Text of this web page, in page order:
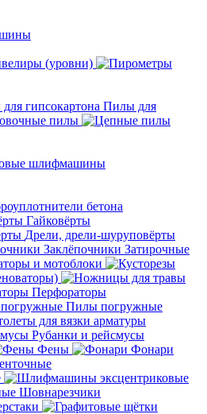
(уровни)
Пилы для
пилы
шлифмашины
Гайковёрты
Дрели, дрели-шуруповёрты
Заклёпочники Затирочные
и мотоблоки
Перфораторы
Пилы погружные
Рубанки и рейсмусы
Фены
Фонари
Шовнарезчики